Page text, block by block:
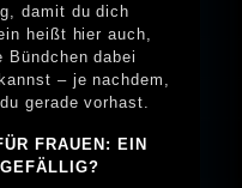
damit du dich
heißt hier auch,
dabei
– je nachdem,
gerade vorhast.
FRAUEN: EIN